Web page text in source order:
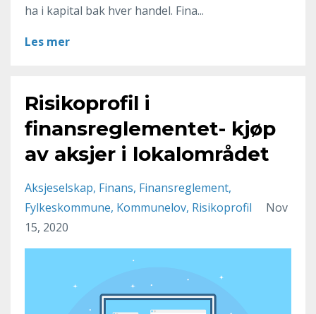
ha i kapital bak hver handel. Fina...
Les mer
Risikoprofil i
finansreglementet- kjøp
av aksjer i lokalområdet
Aksjeselskap Finans Finansreglement
Fylkeskommune Kommunelov Risikoprofil
Nov
15, 2020